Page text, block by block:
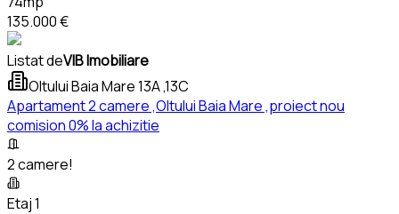
135.000 €
Listat deVIB Imobiliare
Oltului Baia Mare 13A ,13C
Apartament 2 camere ,Oltului Baia Mare ,proiect nou
comision 0% la achizitie
2 camere!
Etaj 1